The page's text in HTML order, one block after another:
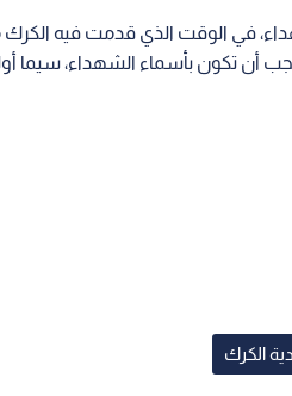
في الوقت الذي قدمت فيه
أن تكون بأسماء الشهداء، سيما
الكرك